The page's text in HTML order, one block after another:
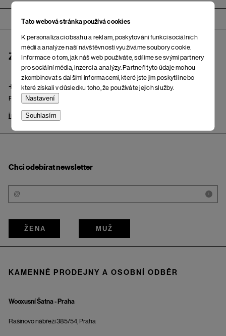
Tato webová stránka používá cookies
K personalizaci obsahu a reklam, poskytování funkcí sociálních
médií a analýze naší návštěvnosti využíváme soubory cookie.
Informace o tom, jak náš web používáte, sdílíme se svými partnery
pro sociální média, inzerci a analýzy. Partneři tyto údaje mohou
zkombinovat s dalšími informacemi, které jste jim poskytli nebo
které získali v důsledku toho, že používáte jejich služby.
Nastavení
Souhlasím
ZÁKAZNICKÝ OPEČOVATEL
+420 725 222 121
Po – Pá: od 9.00 do 17.00 hod.
info@woox.cz
Chci odebírat newsletter
i
ŽENA MUŽ
KAMENNÉ PRODEJNY A OSOBNÍ ODBĚR
Wooxusní Šatna - Praha
Rašínovo nábřeží 385/54, Praha